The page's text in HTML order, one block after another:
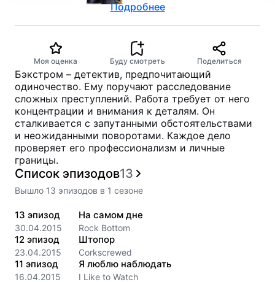
Подробнее
Моя оценка Буду смотреть Поделиться
Бэкстром – детектив, предпочитающий
одиночество. Ему поручают расследование
сложных преступлений. Работа требует от него
концентрации и внимания к деталям. Он
сталкивается с запутанными обстоятельствами
и неожиданными поворотами. Каждое дело
проверяет его профессионализм и личные
границы.
Список эпизодов13
Вышло 13 эпизодов в 1 сезоне
13 эпизод
30.04.2015
На самом дне
Rock Bottom
12 эпизод
23.04.2015
Штопор
Corkscrewed
11 эпизод
16.04.2015
Я люблю наблюдать
I Like to Watch